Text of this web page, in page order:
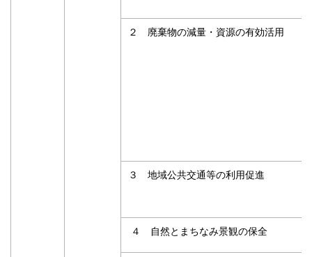
２ 廃棄物の減量・資源の有効活用
３ 地域公共交通等の利用促進
４ 自然とまちなみ景観の保全